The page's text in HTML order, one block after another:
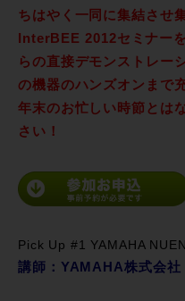
ちはやく一同に集結させ
InterBEE 2012セミナー
らの直接デモンストレー
の機器のハンズオンまで
年末のお忙しい時節とは
さい！
Pick Up #1 YAMAHA
講師：YAMAHA株式会